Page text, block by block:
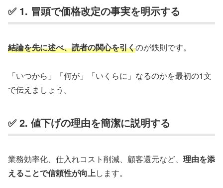
✅ 1. 冒頭で価格改定の事実を明示する
結論を先に述べ、読者の関心を引くのが鉄則です。
「いつから」「何が」「いくらに」なるのかを最初の1文
で伝えましょう。
✅ 2. 値下げの理由を簡潔に説明する
業務効率化、仕入れコスト削減、顧客還元など、 理由を添
えることで信頼性が向上します。